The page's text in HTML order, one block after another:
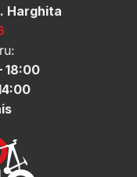
Harghita
18:00